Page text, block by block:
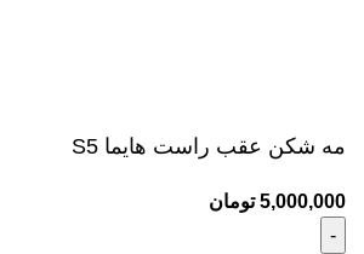
مه شکن عقب راست هایما S5
5,000,000 تومان